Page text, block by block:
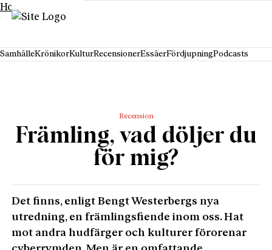
Hoppa till innehåll
SamhälleKrönikorKulturRecensionerEssäerFördjupningPodcasts
Recension
Främling, vad döljer du
för mig?
Det finns, enligt Bengt Westerbergs nya
utredning, en främlingsfiende inom oss. Hat
mot andra hudfärger och kulturer förorenar